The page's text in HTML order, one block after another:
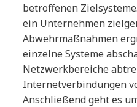
betroffenen
ein Unternehmen
Abwehrmaßnahmen
einzelne Systeme
Netzwerkbereiche
Internetverbindungen
Anschließend geht es